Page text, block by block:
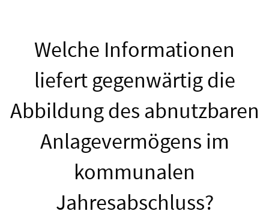
Welche Informationen
liefert gegenwärtig die
Abbildung des abnutzbaren
Anlagevermögens im
kommunalen
Jahresabschluss?